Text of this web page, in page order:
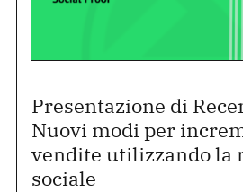
Presentazione di
Nuovi modi per
vendite utilizzando la
sociale